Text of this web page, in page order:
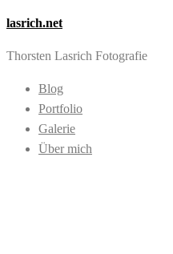
lasrich.net
Thorsten Lasrich Fotografie
Blog
Portfolio
Galerie
Über mich